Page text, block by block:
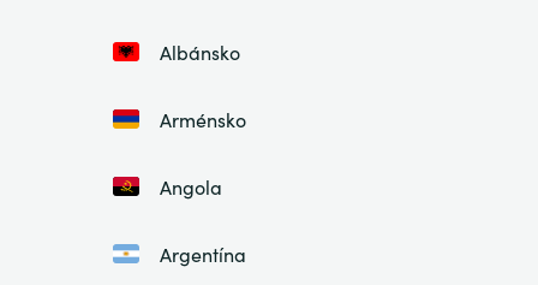
Albánsko
Arménsko
Angola
Argentína